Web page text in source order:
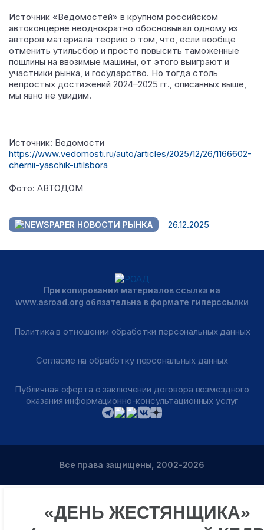
Источник «Ведомостей» в крупном российском
автоконцерне неоднократно обосновывал одному из
авторов материала теорию о том, что, если вообще
отменить утильсбор и просто повысить таможенные
пошлины на ввозимые машины, от этого выиграют и
участники рынка, и государство. Но тогда столь
непростых достижений 2024–2025 гг., описанных выше,
мы явно не увидим.
Источник: Ведомости
https://www.vedomosti.ru/auto/articles/2025/12/26/1166602-
chernii-yaschik-utilsbora
Фото: АВТОДОМ
НОВОСТИ РЫНКА 26.12.2025
При копировании материалов ссылка на
www.asroad.org обязательна в формате гиперссылки
Политика в отношении обработки персональных данных
Согласие на обработку персональных данных
Публичная оферта о заключении договора возмездного
оказания информационно-консультационных услуг
Все права защищены, 2002-2026